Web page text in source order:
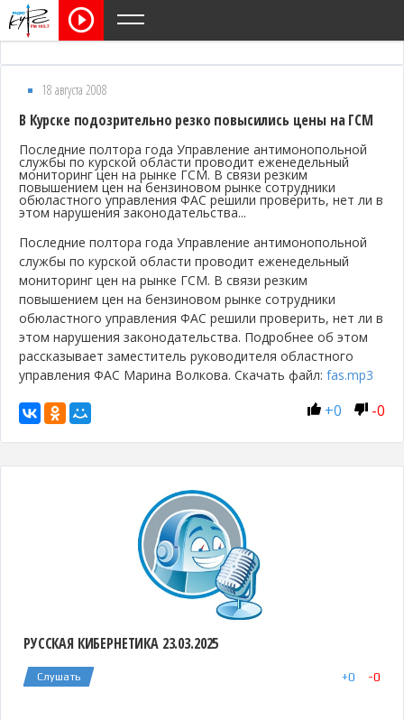
18 августа 2008
В Курске подозрительно резко повысились цены на ГСМ
Последние полтора года Управление антимонопольной
службы по курской области проводит еженедельный
мониторинг цен на рынке ГСМ. В связи резким
повышением цен на бензиновом рынке сотрудники
обюластного управления ФАС решили проверить, нет ли в
этом нарушения законодательства...
Последние полтора года Управление антимонопольной
службы по курской области проводит еженедельный
мониторинг цен на рынке ГСМ. В связи резким
повышением цен на бензиновом рынке сотрудники
обюластного управления ФАС решили проверить, нет ли в
этом нарушения законодательства. Подробнее об этом
рассказывает заместитель руководителя областного
управления ФАС Марина Волкова. Скачать файл: fas.mp3
+0 -0
РУССКАЯ КИБЕРНЕТИКА 23.03.2025
Слушать +0 -0